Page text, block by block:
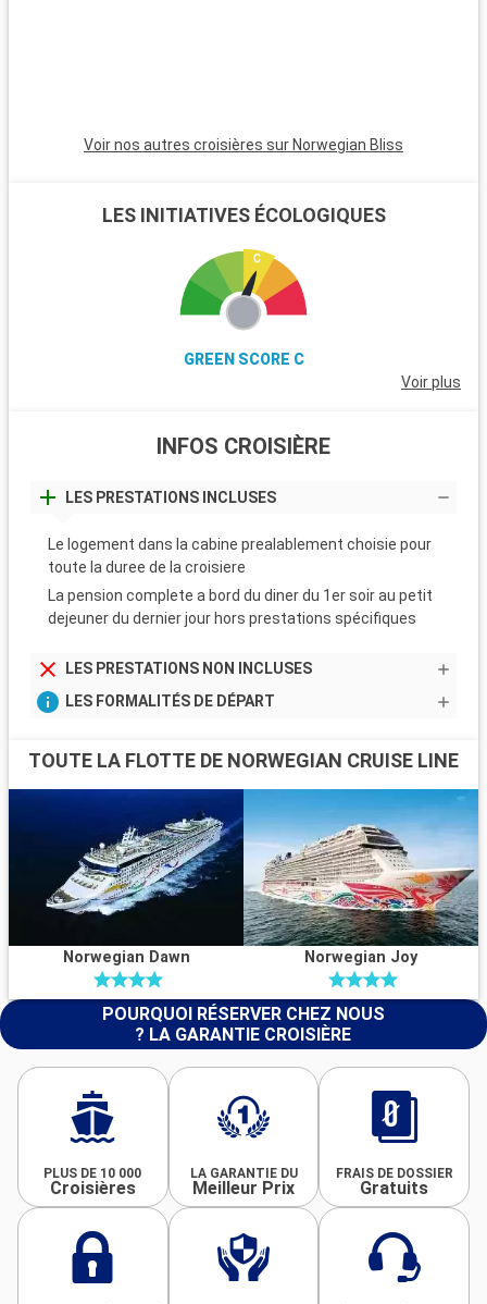
Voir nos autres croisières sur Norwegian Bliss
LES INITIATIVES ÉCOLOGIQUES
GREEN SCORE C
Voir plus
INFOS CROISIÈRE
LES PRESTATIONS INCLUSES
Le logement dans la cabine prealablement choisie pour
toute la duree de la croisiere
La pension complete a bord du diner du 1er soir au petit
dejeuner du dernier jour hors prestations spécifiques
LES PRESTATIONS NON INCLUSES
LES FORMALITÉS DE DÉPART
TOUTE LA FLOTTE DE NORWEGIAN CRUISE LINE
Norwegian Dawn Norwegian Joy
POURQUOI RÉSERVER CHEZ NOUS
? LA GARANTIE CROISIÈRE
PLUS DE 10 000
Croisières
LA GARANTIE DU
Meilleur Prix
FRAIS DE DOSSIER
Gratuits